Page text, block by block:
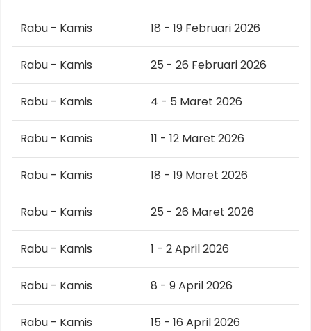
Rabu - Kamis 18 - 19 Februari 2026
Rabu - Kamis 25 - 26 Februari 2026
Rabu - Kamis 4 - 5 Maret 2026
Rabu - Kamis 11 - 12 Maret 2026
Rabu - Kamis 18 - 19 Maret 2026
Rabu - Kamis 25 - 26 Maret 2026
Rabu - Kamis 1 - 2 April 2026
Rabu - Kamis 8 - 9 April 2026
Rabu - Kamis 15 - 16 April 2026